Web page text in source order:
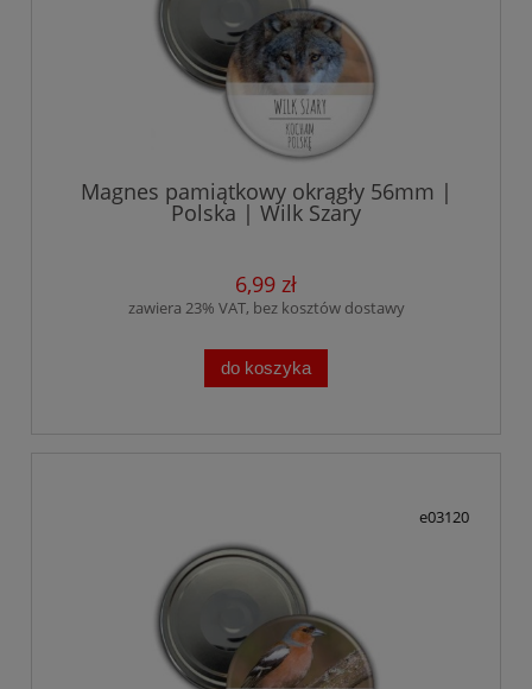
Magnes pamiątkowy okrągły 56mm |
Polska | Wilk Szary
6,99 zł
zawiera 23% VAT, bez kosztów dostawy
do koszyka
e03120